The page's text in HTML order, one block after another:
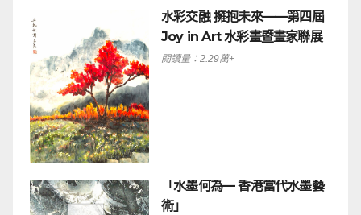
水彩交融 擁抱未來——第四屆
Joy in Art 水彩畫暨畫家聯展
閱讀量：2.29萬+
「水墨何為— 香港當代水墨藝
術」